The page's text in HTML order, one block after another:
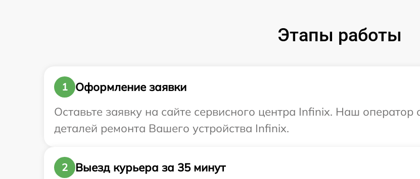
Этапы работы
1
Оформление заявки
Оставьте заявку на сайте сервисного центра Infinix. Наш
деталей ремонта Вашего устройства Infinix.
2
Выезд курьера за 35 минут